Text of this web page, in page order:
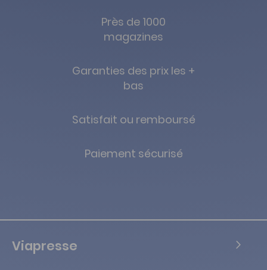
Près de 1000
magazines
Garanties des prix les +
bas
Satisfait ou remboursé
Paiement sécurisé
Viapresse